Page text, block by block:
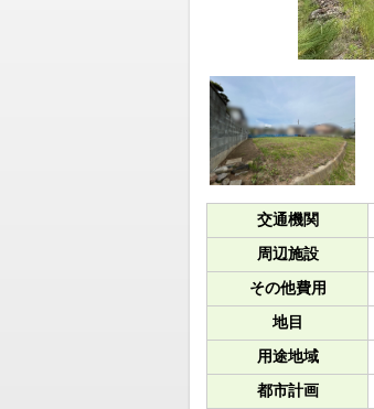
交通機関
周辺施設
その他費用
地目
用途地域
都市計画